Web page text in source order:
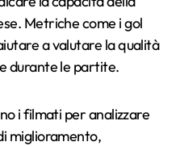
Metriche come i gol
a valutare la qualità
durante le partite.
i filmati per analizzare
miglioramento,